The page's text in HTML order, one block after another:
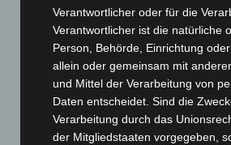
Juli 2026(73)
Juni 2026(139)
Mai 2026(99)
April 2026(99)
März 2026 (115)
Februar 2026(109)
Verantwortlicher oder für die
Verantwortlicher ist die natürliche
Person, Behörde, Einrichtung
allein oder gemeinsam mit
und Mittel der Verarbeitung von
Daten entscheidet. Sind die
Verarbeitung durch das
der Mitgliedstaaten vorgegeben,